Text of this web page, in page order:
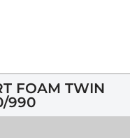
FOAM TWIN
990